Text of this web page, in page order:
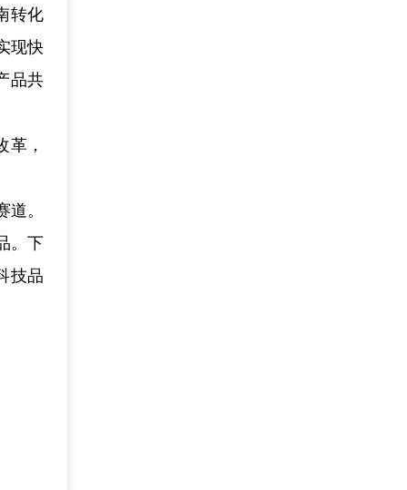
转化
现快
品共
革，
。
。下
技品